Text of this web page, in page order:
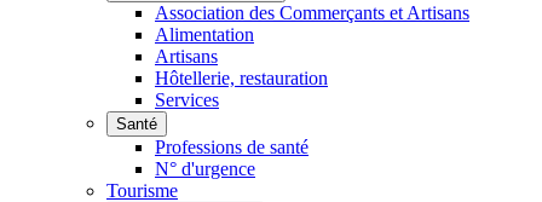
Association des Commerçants et Artisans
Alimentation
Artisans
Hôtellerie, restauration
Services
Santé
Professions de santé
N° d'urgence
Tourisme